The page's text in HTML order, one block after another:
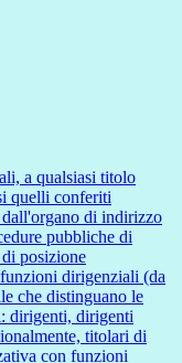
a qualsiasi titolo
quelli conferiti
di indirizzo
pubbliche di
posizione
dirigenziali (da
che distinguano le
dirigenti, dirigenti
titolari di
con funzioni